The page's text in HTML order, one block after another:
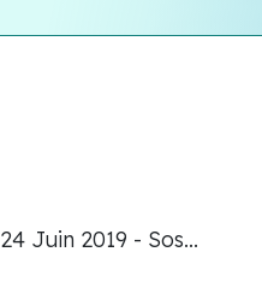
24 Juin 2019 - Sos...